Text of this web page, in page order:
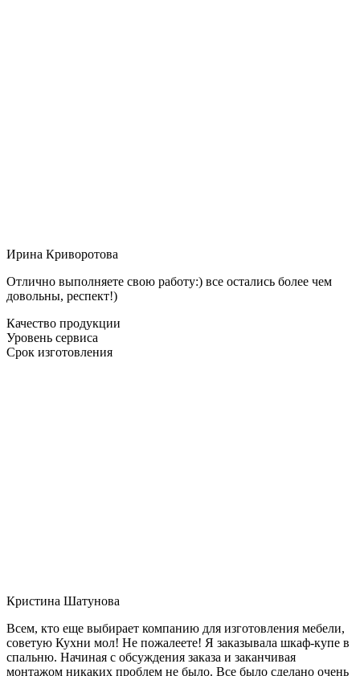
Ирина Криворотова
Отлично выполняете свою работу:) все остались более чем
довольны, респект!)
Качество продукции
Уровень сервиса
Срок изготовления
Кристина Шатунова
Всем, кто еще выбирает компанию для изготовления мебели,
советую Кухни мол! Не пожалеете! Я заказывала шкаф-купе в
спальню. Начиная с обсуждения заказа и заканчивая
монтажом никаких проблем не было. Все было сделано очень